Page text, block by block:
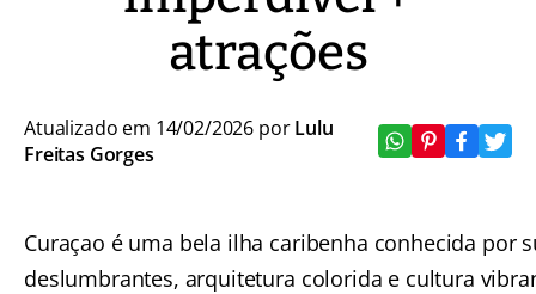
atrações
Atualizado em 14/02/2026 porLulu
Freitas Gorges
Curaçao é uma bela ilha caribenha conhecida por
deslumbrantes, arquitetura colorida e cultura